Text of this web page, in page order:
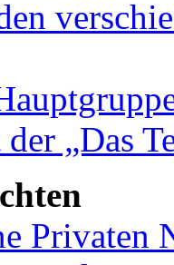
der „Das
Privaten